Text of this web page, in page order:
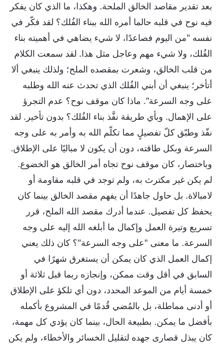
بعد تقدير مقاصد الخالق الملحة. وهكذا، ما الذي كان يفكر
فيه نوح في قلبه حالما أمره الله ببناء الفُلك؟ لقد فكّر في
نفسه "من اليوم فصاعدًا، لا شيء يضاهي في أهميته بناء
الفُلك، ولا شيء مهم وعاجل مثل هذا. لقد سمعت الكلام
من قلب الخالق، وشعرت بمقصده الملح؛ ولذلك ينبغي ألا
أتأخر؛ ينبغي أن أبني الفُلك الذي تحدث عنه الله وطلبه
على وجه السرعة". ماذا كان موقف نوح؟ عدم التجرؤ
على الإهمال. وبأي طريقة نفَّذ بناء الفُلك؟ بدون تأخير. لقد
نفّذ وطبّق كلّ تفصيلٍ مما تكلّم الله به وأمر به على وجه
السرعة وبكل طاقته، دون أن يكون لا مباليًا على الإطلاق.
وباختصار، كان موقف نوح تجاه أمر الخالق هو الخضوع.
لم يكن غير مكترث به، ولم توجد في قلبه مقاومة أو
لامبالاة. بل حاول جاهدًا أن يفهم مقصد الخالق بينما كان
يحفظ كل تفصيل. عندما أدرك مقصد الله الملح، قرر
تسريع وتيرة العمل وإكمال ما أبلغه الله إليه على وجه
السرعة. ما معنى "على وجه السرعة"؟ كان ذلك يعني
إكمال العمل الذي كان يمكن أن يستغرق شهرًا في
السابق في أقل وقت ممكن، وإنجازه ربما قبل ثلاثة أو
خمسة أيام من الموعد المحدد، دون أي تلكؤ على الإطلاق
أو أدنى مماطلة، بل بالمُضي قُدمًا في المشروع بأكمله
بأفضل ما يمكن. بطبيعة الحال، بينما كان يؤدي كل مهمة،
كان يبذل قصارى جهده لتقليل الخسائر والأخطاء، ولم يكن